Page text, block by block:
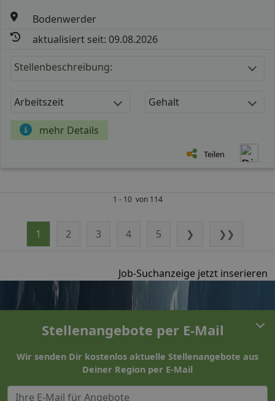
Bodenwerder
aktualisiert seit: 09.08.2026
Stellenbeschreibung:
Arbeitszeit Gehalt
mehr Details
Teilen
1 - 10 von 114
1 2 3 4 5 ❯ ❯❯
Job-Suchanzeige jetzt inserieren
Stellenangebote per E-Mail
Wir senden Dir kostenlos aktuelle Stellenangebote aus
Deiner Region per E-Mail